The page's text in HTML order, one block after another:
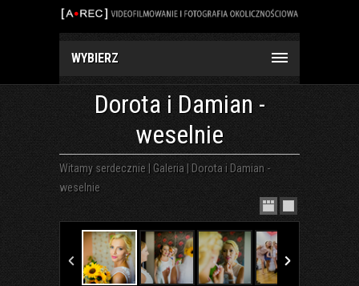
WYBIERZ
Dorota i Damian -
weselnie
Witamy serdecznie | Galeria |Dorota i Damian -
weselnie